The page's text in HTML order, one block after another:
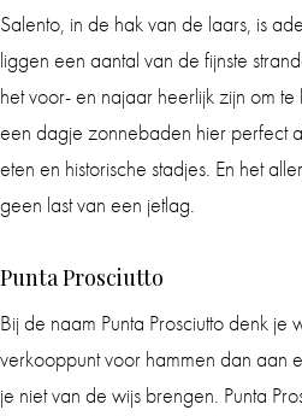
Salento, in de hak van de laars, is
liggen een aantal van de fijnste
het voor- en najaar heerlijk zijn om
een dagje zonnebaden hier perfect
eten en historische stadjes. En het
geen last van een jetlag.
Punta Prosciutto
Bij de naam Punta Prosciutto denk
verkooppunt voor hammen dan aan
je niet van de wijs brengen. Punta